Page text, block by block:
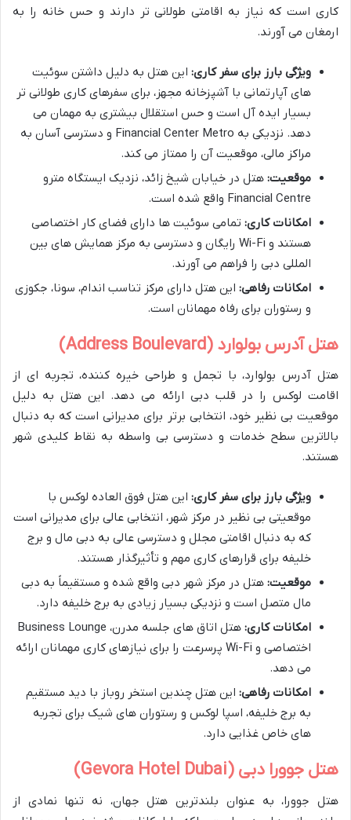
کاری است که نیاز به اقامتی طولانی تر دارند و حس خانه را به
ارمغان می آورند.
ویژگی بارز برای سفر کاری: این هتل به دلیل داشتن سوئیت
های آپارتمانی با آشپزخانه مجهز، برای سفرهای کاری طولانی تر
بسیار ایده آل است و حس استقلال بیشتری به مهمان می
دهد. نزدیکی به Financial Center Metro و دسترسی آسان به
مراکز مالی، موقعیت آن را ممتاز می کند.
موقعیت: هتل در خیابان شیخ زائد، نزدیک ایستگاه مترو
Financial Centre واقع شده است.
امکانات کاری: تمامی سوئیت ها دارای فضای کار اختصاصی
هستند و Wi-Fi رایگان و دسترسی به مرکز همایش های بین
المللی دبی را فراهم می آورند.
امکانات رفاهی: این هتل دارای مرکز تناسب اندام، سونا، جکوزی
و رستوران برای رفاه مهمانان است.
هتل آدرس بولوارد (Address Boulevard)
هتل آدرس بولوارد، با تجمل و طراحی خیره کننده، تجربه ای از
اقامت لوکس را در قلب دبی ارائه می دهد. این هتل به دلیل
موقعیت بی نظیر خود، انتخابی برتر برای مدیرانی است که به دنبال
بالاترین سطح خدمات و دسترسی بی واسطه به نقاط کلیدی شهر
هستند.
ویژگی بارز برای سفر کاری: این هتل فوق العاده لوکس با
موقعیتی بی نظیر در مرکز شهر، انتخابی عالی برای مدیرانی است
که به دنبال اقامتی مجلل و دسترسی عالی به دبی مال و برج
خلیفه برای قرارهای کاری مهم و تأثیرگذار هستند.
موقعیت: هتل در مرکز شهر دبی واقع شده و مستقیماً به دبی
مال متصل است و نزدیکی بسیار زیادی به برج خلیفه دارد.
امکانات کاری:
هتل اتاق های جلسه مدرن، Business Lounge
اختصاصی و Wi-Fi پرسرعت را برای نیازهای کاری مهمانان ارائه
می دهد.
امکانات رفاهی: این هتل چندین استخر روباز با دید مستقیم
به برج خلیفه، اسپا لوکس و رستوران های شیک برای تجربه
های خاص غذایی دارد.
هتل جوورا دبی (Gevora Hotel Dubai)
هتل جوورا، به عنوان بلندترین هتل جهان، نه تنها نمادی از